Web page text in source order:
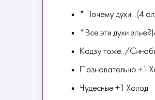
*Почему духи...(4
*Все эти духи
Кадзу тоже../
Познавательно +1
Чудесные +1 Холод